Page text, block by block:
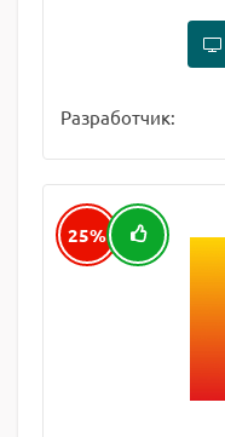
Разработчик:
25%